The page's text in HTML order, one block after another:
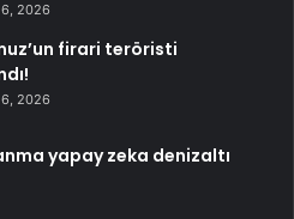
2026
firari teröristi
2026
yapay zeka denizaltı